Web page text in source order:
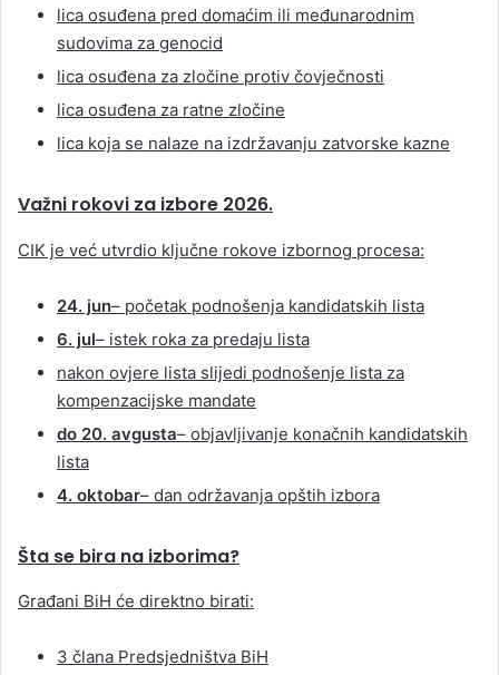
lica osuđena pred domaćim ili međunarodnim
sudovima za genocid
lica osuđena za zločine protiv čovječnosti
lica osuđena za ratne zločine
lica koja se nalaze na izdržavanju zatvorske kazne
Važni rokovi za izbore 2026.
CIK je već utvrdio ključne rokove izbornog procesa:
24. jun– početak podnošenja kandidatskih lista
6. jul– istek roka za predaju lista
nakon ovjere lista slijedi podnošenje lista za
kompenzacijske mandate
do 20. avgusta– objavljivanje konačnih kandidatskih
lista
4. oktobar– dan održavanja opštih izbora
Šta se bira na izborima?
Građani BiH će direktno birati:
3 člana Predsjedništva BiH